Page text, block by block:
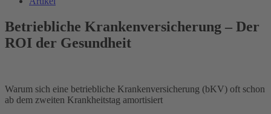
Betriebliche Krankenversicherung – Der
ROI der Gesundheit
Warum sich eine betriebliche Krankenversicherung (bKV) oft schon
ab dem zweiten Krankheitstag amortisiert